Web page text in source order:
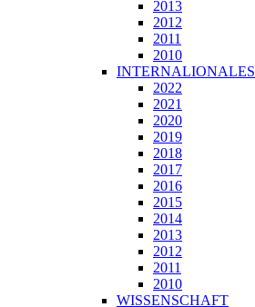
2013
2012
2011
2010
INTERNALIONALES
2022
2021
2020
2019
2018
2017
2016
2015
2014
2013
2012
2011
2010
WISSENSCHAFT